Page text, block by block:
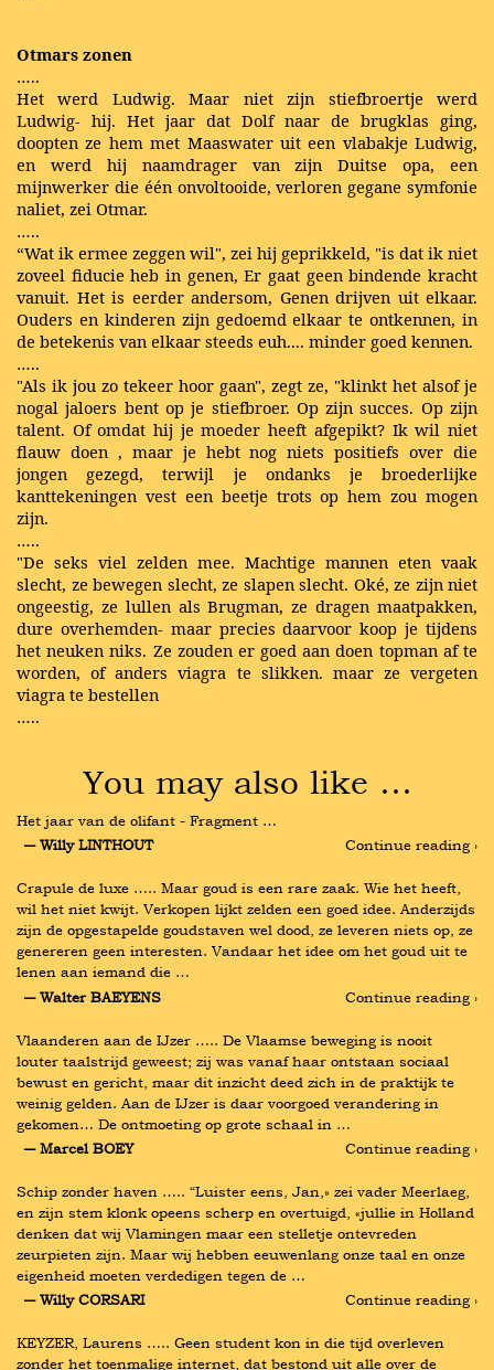
Otmars zonen
…..
Het werd Ludwig. Maar niet zijn stiefbroertje werd
Ludwig- hij. Het jaar dat Dolf naar de brugklas ging,
doopten ze hem met Maaswater uit een vlabakje Ludwig,
en werd hij naamdrager van zijn Duitse opa, een
mijnwerker die één onvoltooide, verloren gegane symfonie
naliet, zei Otmar.
…..
“Wat ik ermee zeggen wil", zei hij geprikkeld, "is dat ik niet
zoveel fiducie heb in genen, Er gaat geen bindende kracht
vanuit. Het is eerder andersom, Genen drijven uit elkaar.
Ouders en kinderen zijn gedoemd elkaar te ontkennen, in
de betekenis van elkaar steeds euh.... minder goed kennen.
…..
"Als ik jou zo tekeer hoor gaan", zegt ze, "klinkt het alsof je
nogal jaloers bent op je stiefbroer. Op zijn succes. Op zijn
talent. Of omdat hij je moeder heeft afgepikt? Ik wil niet
flauw doen , maar je hebt nog niets positiefs over die
jongen gezegd, terwijl je ondanks je broederlijke
kanttekeningen vest een beetje trots op hem zou mogen
zijn.
…..
"De seks viel zelden mee. Machtige mannen eten vaak
slecht, ze bewegen slecht, ze slapen slecht. Oké, ze zijn niet
ongeestig, ze lullen als Brugman, ze dragen maatpakken,
dure overhemden- maar precies daarvoor koop je tijdens
het neuken niks. Ze zouden er goed aan doen topman af te
worden, of anders viagra te slikken. maar ze vergeten
viagra te bestellen
…..
You may also like …
Het jaar van de olifant - Fragment …
― Willy LINTHOUT
Continue reading ›
Crapule de luxe ….. Maar goud is een rare zaak. Wie het heeft,
wil het niet kwijt. Verkopen lijkt zelden een goed idee. Anderzijds
zijn de opgestapelde goudstaven wel dood, ze leveren niets op, ze
genereren geen interesten. Vandaar het idee om het goud uit te
lenen aan iemand die …
― Walter BAEYENS
Continue reading ›
Vlaanderen aan de IJzer ….. De Vlaamse beweging is nooit
louter taalstrijd geweest; zij was vanaf haar ontstaan sociaal
bewust en gericht, maar dit inzicht deed zich in de praktijk te
weinig gelden. Aan de IJzer is daar voorgoed verandering in
gekomen… De ontmoeting op grote schaal in …
― Marcel BOEY
Continue reading ›
Schip zonder haven ….. “Luister eens, Jan,» zei vader Meerlaeg,
en zijn stem klonk opeens scherp en overtuigd, «jullie in Holland
denken dat wij Vlamingen maar een stelletje ontevreden
zeurpieten zijn. Maar wij hebben eeuwenlang onze taal en onze
eigenheid moeten verdedigen tegen de …
― Willy CORSARI
Continue reading ›
KEYZER, Laurens ….. Geen student kon in die tijd overleven
zonder het toenmalige internet, dat bestond uit alle over de